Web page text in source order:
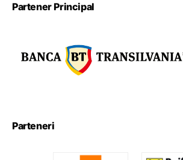
Partener Principal
Parteneri